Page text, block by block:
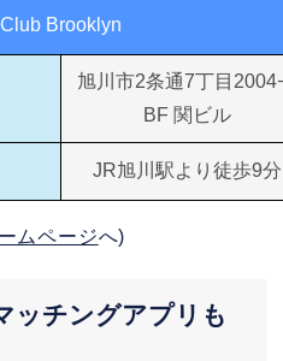
Club Brooklyn
旭川市2条通7丁目
BF 関ビル
JR旭川駅より徒歩9分
ムページへ)
ッチングアプリも